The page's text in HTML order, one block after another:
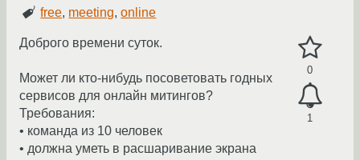
free, meeting,online
0
1
Доброго времени суток.
Может ли кто-нибудь посоветовать годных
сервисов для онлайн митингов?
Требования:
• команда из 10 человек
• должна уметь в расшаривание экрана